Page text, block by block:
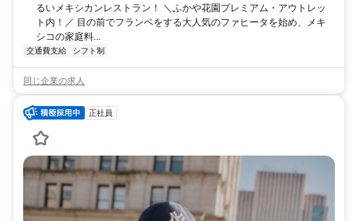
るいメキシカンレストラン！ ＼ふかや花園プレミアム・アウトレッ
ト内！／ 目の前でフランベをする大人気のファヒータを始め、メキ
シコの家庭料...
交通費支給 シフト制
同じ企業の求人
正社員